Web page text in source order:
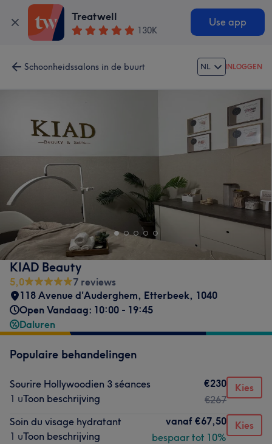
Treatwell
130K
Use app
Schoonheidssalons in de buurt NL INLOGGEN
KIAD Beauty
5,0
7 reviews
118 Avenue d'Auderghem, Etterbeek, 1040
Open Vandaag: 10:00 - 19:45
Daluren
Populaire behandelingen
Sourire Hollywoodien 3 séances
1 uToon beschrijving
€230
€267
Kies
Soin du visage hydratant
1 uToon beschrijving
vanaf €67,50
bespaar tot 10%
Kies